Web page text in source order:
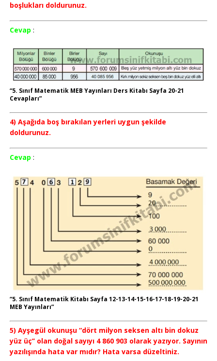
boşlukları doldurunuz.
Cevap :
“5. Sınıf Matematik MEB Yayınları Ders Kitabı Sayfa 20-21
Cevapları”
4) Aşağıda boş bırakılan yerleri uygun şekilde
doldurunuz.
Cevap :
“5. Sınıf Matematik Kitabı Sayfa 12-13-14-15-16-17-18-19-20-21
MEB Yayınları”
5) Ayşegül okunuşu “dört milyon seksen altı bin dokuz
yüz üç’’ olan doğal sayıyı 4 860 903 olarak yazıyor. Sayının
yazılışında hata var mıdır? Hata varsa düzeltiniz.